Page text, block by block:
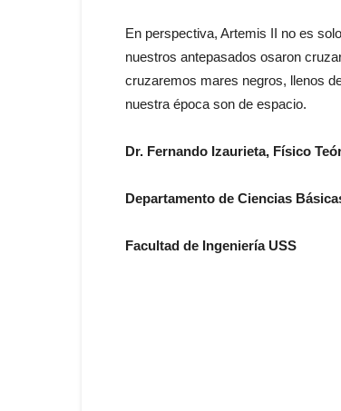
En perspectiva, Artemis II no es
nuestros antepasados osaron
cruzaremos mares negros, llenos
nuestra época son de espacio.
Dr. Fernando Izaurieta, Físico
Departamento de Ciencias
Facultad de Ingeniería USS